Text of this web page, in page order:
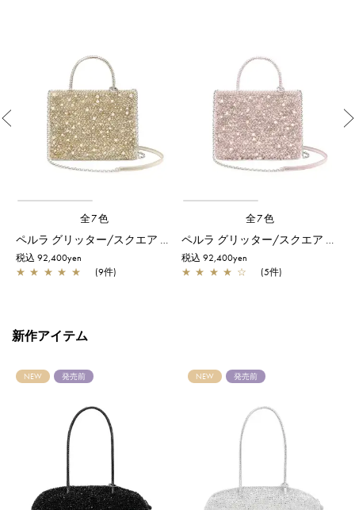
Previous
全7色
ペルラ グリッター/スクエア ミディアム/シルバーゴールド
税込 92,400yen
★ ★ ★ ★ ★ (9件)
全7色
ペルラ グリッター/スクエア ミディアム/パウダリーピンクシルバー
税込 92,400yen
★ ★ ★ ★ ☆ (5件)
新作アイテム
NEW 発売前 NEW 発売前